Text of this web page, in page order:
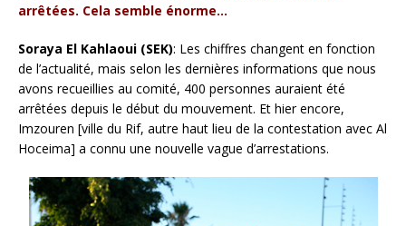
arrêtées. Cela semble énorme…
Soraya El Kahlaoui (SEK): Les chiffres changent en fonction
de l’actualité, mais selon les dernières informations que nous
avons recueillies au comité, 400 personnes auraient été
arrêtées depuis le début du mouvement. Et hier encore,
Imzouren [ville du Rif, autre haut lieu de la contestation avec Al
Hoceima] a connu une nouvelle vague d’arrestations.